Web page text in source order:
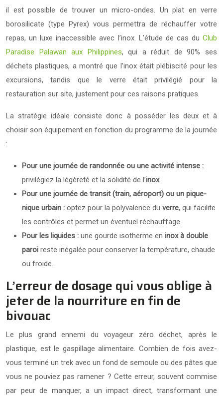
il est possible de trouver un micro-ondes. Un plat en verre
borosilicate (type Pyrex) vous permettra de réchauffer votre
repas, un luxe inaccessible avec l’inox. L’étude de cas du Club
Paradise Palawan aux Philippines, qui a réduit de 90% ses
déchets plastiques, a montré que l’inox était plébiscité pour les
excursions, tandis que le verre était privilégié pour la
restauration sur site, justement pour ces raisons pratiques.
La stratégie idéale consiste donc à posséder les deux et à
choisir son équipement en fonction du programme de la journée
:
Pour une journée de randonnée ou une activité intense :
privilégiez la légèreté et la solidité de l’inox.
Pour une journée de transit (train, aéroport) ou un pique-
nique urbain : optez pour la polyvalence du verre, qui facilite
les contrôles et permet un éventuel réchauffage.
Pour les liquides : une gourde isotherme en inox à double
paroi reste inégalée pour conserver la température, chaude
ou froide.
L’erreur de dosage qui vous oblige à
jeter de la nourriture en fin de
bivouac
Le plus grand ennemi du voyageur zéro déchet, après le
plastique, est le gaspillage alimentaire. Combien de fois avez-
vous terminé un trek avec un fond de semoule ou des pâtes que
vous ne pouviez pas ramener ? Cette erreur, souvent commise
par peur de manquer, a un impact direct, transformant une